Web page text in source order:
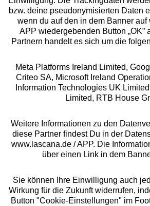
Rechtliches
Alle Preise inkl. MwSt., zzgl.
Versandkosten
** Bonität vorausgesetzt, berechtigt zur Bonitätsprüfung
bzw. deine pseudonymisierten Daten
wenn du auf den in dem Banner auf
APP wiedergebenden Button „OK”
Partnern handelt es sich um die
Meta Platforms Ireland Limited,
Criteo SA, Microsoft Ireland
Information Technologies UK
Limited, RTB House
Weitere Informationen zu den
diese Partner findest Du in der
www.lascana.de / APP. Die
über einen Link in dem
Sie können Ihre Einwilligung auch
Wirkung für die Zukunft widerrufen,
Button "Cookie-Einstellungen" im